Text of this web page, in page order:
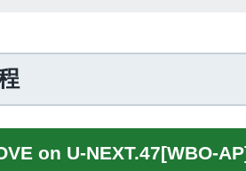
on U-NEXT.47[WBO-